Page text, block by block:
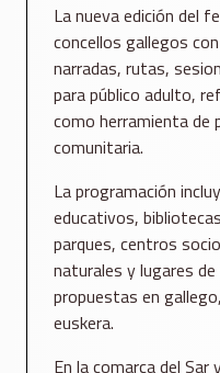
La nueva edición del
concellos gallegos
narradas, rutas,
para público adulto,
como herramienta de
comunitaria.
La programación
educativos,
parques, centros
naturales y lugares
propuestas en
euskera.
En la comarca del